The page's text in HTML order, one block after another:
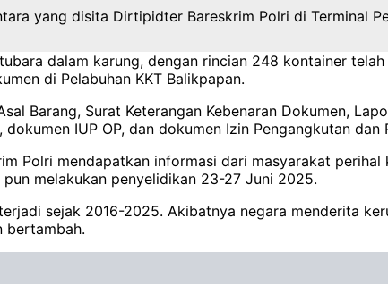
yang disita Dirtipidter Bareskrim Polri di Terminal
dalam karung, dengan rincian 248 kontainer
di Pelabuhan KKT Balikpapan.
Barang, Surat Keterangan Kebenaran Dokumen,
IUP OP, dan dokumen Izin Pengangkutan dan
Polri mendapatkan informasi dari masyarakat
melakukan penyelidikan 23-27 Juni 2025.
sejak 2016-2025. Akibatnya negara menderita
bertambah.